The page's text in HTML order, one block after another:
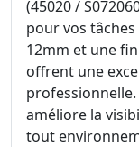
(45020 /
pour vos
12mm et une
offrent une
améliore la
tout